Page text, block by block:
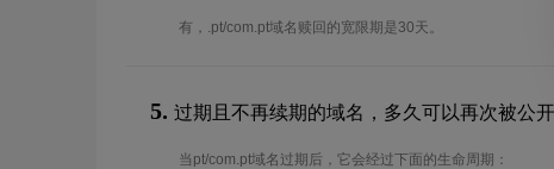
有，.pt/com.pt域名赎回的宽限期是30天。
5. 过期且不再续期的域名，多久可以再次被公
当pt/com.pt域名过期后，它会经过下面的生命周期：